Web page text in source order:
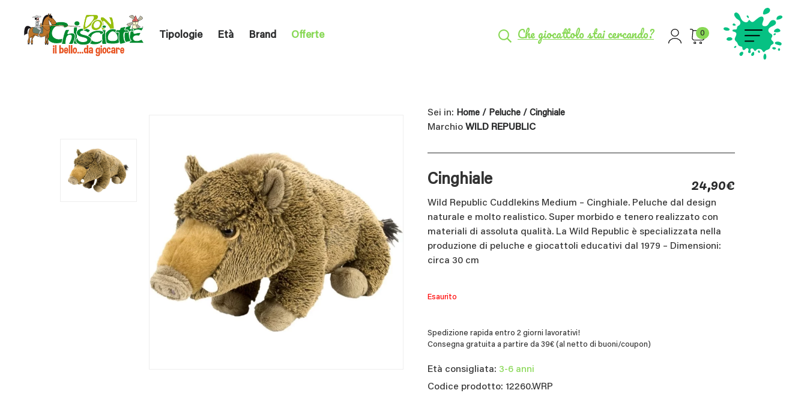
Tipologie Età Brand Offerte Che giocattolo stai cercando? 0
Sei in: Home / Peluche / Cinghiale
Marchio WILD REPUBLIC
Cinghiale 24,90€
Wild Republic Cuddlekins Medium – Cinghiale. Peluche dal design
naturale e molto realistico. Super morbido e tenero realizzato con
materiali di assoluta qualità. La Wild Republic è specializzata nella
produzione di peluche e giocattoli educativi dal 1979 – Dimensioni:
circa 30 cm
Esaurito
Spedizione rapida entro 2 giorni lavorativi!
Consegna gratuita a partire da 39€ (al netto di buoni/coupon)
Età consigliata: 3-6 anni
Codice prodotto: 12260.WRP